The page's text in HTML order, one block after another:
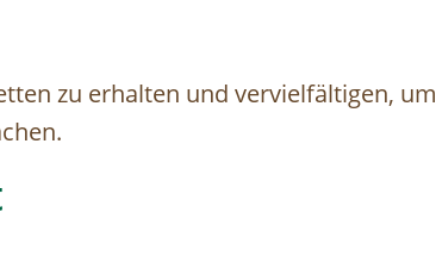
zu erhalten und vervielfältigen, um